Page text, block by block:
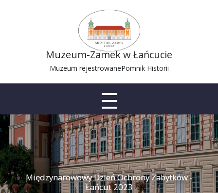
Muzeum-Zamek w Łańcucie
Muzeum rejestrowanePomnik Historii
Międzynarowowy Dzień Ochrony Zabytków -
Łańcut 2023